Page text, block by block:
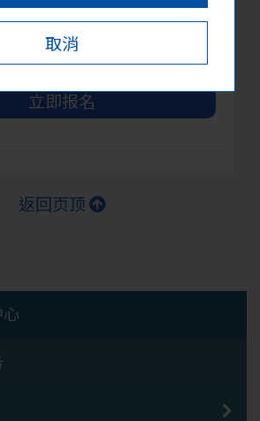
取消
校外活动
详情
立即报名
返回页顶